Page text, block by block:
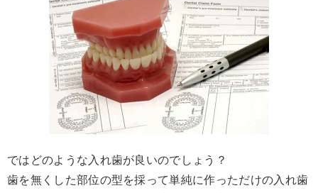
ではどのような入れ歯が良いのでしょう？
歯を無くした部位の型を採って単純に作っただけの入れ歯